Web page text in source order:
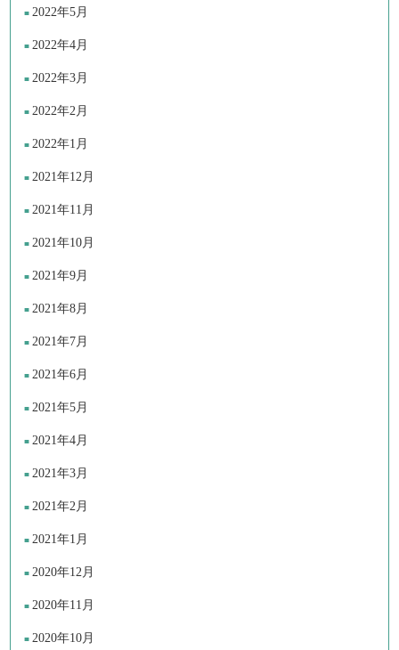
2022年5月
2022年4月
2022年3月
2022年2月
2022年1月
2021年12月
2021年11月
2021年10月
2021年9月
2021年8月
2021年7月
2021年6月
2021年5月
2021年4月
2021年3月
2021年2月
2021年1月
2020年12月
2020年11月
2020年10月